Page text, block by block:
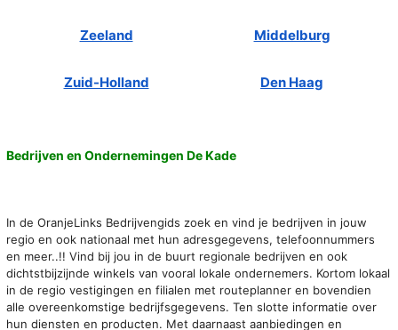
Zeeland Middelburg
Zuid-Holland Den Haag
Bedrijven en Ondernemingen De Kade
In de OranjeLinks Bedrijvengids zoek en vind je bedrijven in jouw
regio en ook nationaal met hun adresgegevens, telefoonnummers
en meer..!! Vind bij jou in de buurt regionale bedrijven en ook
dichtstbijzijnde winkels van vooral lokale ondernemers. Kortom lokaal
in de regio vestigingen en filialen met routeplanner en bovendien
alle overeenkomstige bedrijfsgegevens. Ten slotte informatie over
hun diensten en producten. Met daarnaast aanbiedingen en